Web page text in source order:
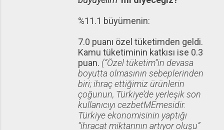
%11.1 büyümenin:
7.0 puanı özel tüketimden geldi.
Kamu tüketiminin katkısı ise 0.3
puan. (“Özel tüketim”in devasa
boyutta olmasının sebeplerinden
biri; ihraç ettiğimiz ürünlerin
çoğunun, Türkiye’de yerleşik son
kullanıcıyı cezbetMEmesidir.
Türkiye ekonomisinin yaptığı
“ihracat miktarının artıyor oluşu”